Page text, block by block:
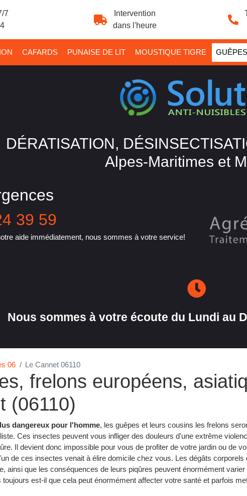
7
Intervention
dans l'heure
CAFARDS PUNAISE DE LIT MOUSTIQUE TIGRE
DÉRATISATION,
Alpes-Maritimes et
39 59
aide immédiatement, nous sommes à votre service!
Nous sommes à votre écoute du Lundi au
06 Le Cannet 06110
frelons européens,
(06110)
dangereux pour l'homme, les guêpes et leurs cousins les frelons
Ces insectes peuvent vous infliger des douleurs d'une extrême
Il devient donc impossible pour vous de profiter de votre jardin ou de
de ces insectes venait à élire domicile chez vous. Les dégâts corporels
ainsi que les conséquences de leurs piqûres peuvent énormément varier
est-il que cela peut énormément affecter votre santé et parfois